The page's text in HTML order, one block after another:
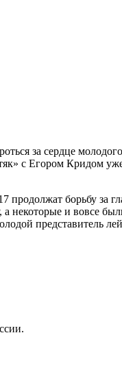
за сердце
с Егором Кридом
борьбу за
некоторые и вовсе
представитель